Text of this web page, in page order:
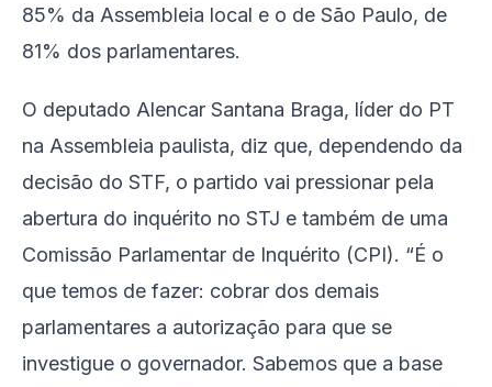
85% da Assembleia local e o de São Paulo, de
81% dos parlamentares.
O deputado Alencar Santana Braga, líder do PT
na Assembleia paulista, diz que, dependendo da
decisão do STF, o partido vai pressionar pela
abertura do inquérito no STJ e também de uma
Comissão Parlamentar de Inquérito (CPI). “É o
que temos de fazer: cobrar dos demais
parlamentares a autorização para que se
investigue o governador. Sabemos que a base